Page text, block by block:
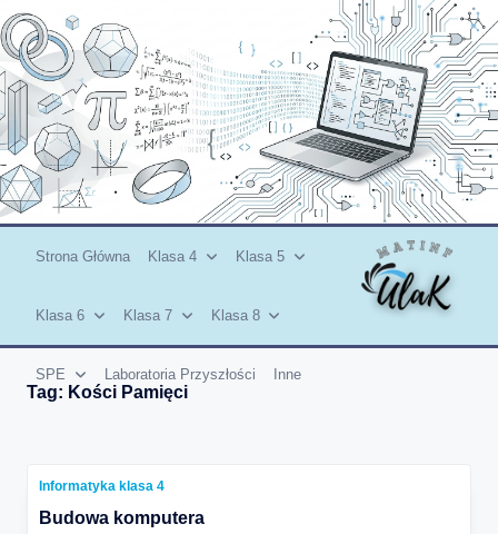
Skip
to
content
Strona Główna Klasa 4 Klasa 5
Klasa 6 Klasa 7 Klasa 8
SPE Laboratoria Przyszłości Inne
Tag: Kości Pamięci
Informatyka klasa 4
Budowa komputera